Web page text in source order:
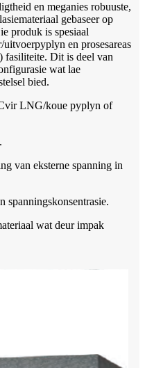
en meganies robuuste,
gebaseer op
produk is spesiaal
en prosesareas
fasiliteite. Dit is deel van
wat lae
bied.
vir LNG/koue pyplyn of
van eksterne spanning in
spanningskonsentrasie.
wat deur impak